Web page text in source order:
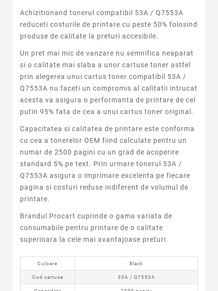
Achizitionand tonerul compatibil 53A / Q7553A
reduceti costurile de printare cu peste 50% folosind
produse de calitate la preturi accesibile.
Un pret mai mic de vanzare nu semnifica neaparat
si o calitate mai slaba a unor cartuse toner astfel
prin alegerea unui cartus toner compatibil 53A /
Q7553A nu faceti un compromis al calitatii intrucat
acesta va asigura o performanta de printare de cel
putin 95% fata de cea a unui cartus toner original.
Capacitatea si calitatea de printare este conforma
cu cea a tonerelor OEM fiind calculate pentru un
numar de 2500 pagini cu un grad de acoperire
standard 5% pe text. Prin urmare tonerul 53A /
Q7553A asigura o imprimare excelenta pe fiecare
pagina si costuri reduse indiferent de volumul de
printare.
Brandul Procart cuprinde o gama variata de
consumabile pentru printare de o calitate
superioara la cele mai avantajoase preturi.
Culoare Black
Cod cartuse 53A / Q7553A